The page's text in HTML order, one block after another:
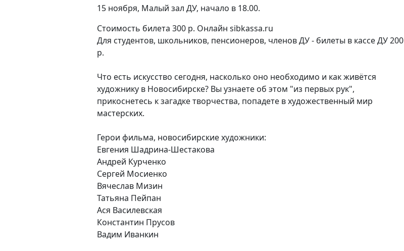
15 ноября, Малый зал ДУ, начало в 18.00.
Стоимость билета 300 р. Онлайн sibkassa.ru
Для студентов, школьников, пенсионеров, членов ДУ - билеты в кассе ДУ 200
р.
Что есть искусство сегодня, насколько оно необходимо и как живётся
художнику в Новосибирске? Вы узнаете об этом "из первых рук",
прикоснетесь к загадке творчества, попадете в художественный мир
мастерских.
Герои фильма, новосибирские художники:
Евгения Шадрина-Шестакова
Андрей Курченко
Сергей Мосиенко
Вячеслав Мизин
Татьяна Пейпан
Ася Василевская
Константин Прусов
Вадим Иванкин